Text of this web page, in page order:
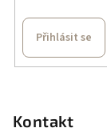
Přihlásit se
Kontakt